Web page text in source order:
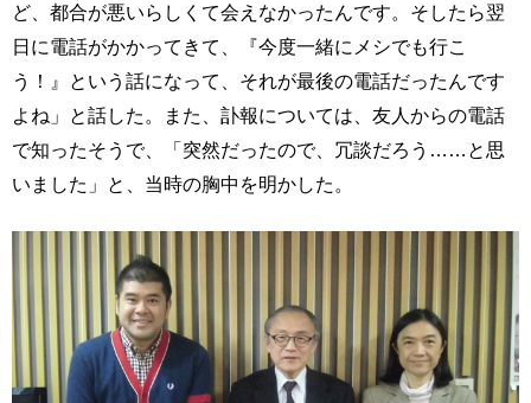
ど、都合が悪いらしくて会えなかったんです。そしたら翌
日に電話がかかってきて、『今度一緒にメシでも行こ
う！』という話になって、それが最後の電話だったんです
よね」と話した。また、訃報については、友人からの電話
で知ったそうで、「突然だったので、冗談だろう……と思
いました」と、当時の胸中を明かした。